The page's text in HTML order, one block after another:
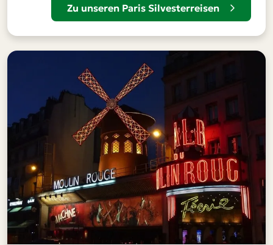
Zu unseren Paris Silvesterreisen